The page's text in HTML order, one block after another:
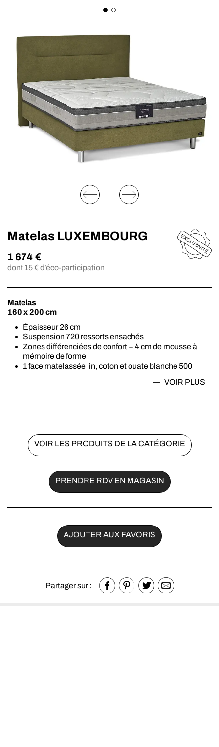
Matelas LUXEMBOURG
1 674 €
dont 15€ d’éco-participation
Matelas
160 x 200 cm
Épaisseur 26 cm
Suspension 720 ressorts ensachés
Zones différenciées de confort + 4 cm de mousse à
mémoire de forme
1 face matelassée lin, coton et ouate blanche 500
1 face matelassée ouate blanche 350 gr/m2
Belle Literie Excellence
VOIR PLUS
VOIR LES PRODUITS DE LA CATÉGORIE
PRENDRE RDV EN MAGASIN
AJOUTER AUX FAVORIS
Partager sur :